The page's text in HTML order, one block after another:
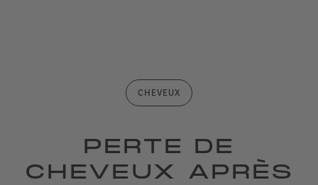
CHEVEUX
PERTE DE
CHEVEUX APRÈS